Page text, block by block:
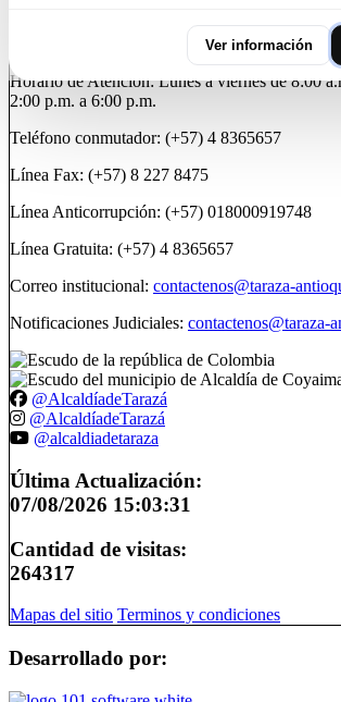
Horario de Atención: Lunes a viernes de 8:00
2:00 p.m. a 6:00 p.m.
Teléfono conmutador: (+57) 4 8365657
Línea Fax: (+57) 8 227 8475
Línea Anticorrupción: (+57) 018000919748
Línea Gratuita: (+57) 4 8365657
Correo institucional: contactenos@taraza-
Notificaciones Judiciales: contactenos@taraza-
@AlcaldíadeTarazá
@AlcaldíadeTarazá
@alcaldiadetaraza
Última Actualización:
07/08/2026 15:03:31
Cantidad de visitas:
264317
Mapas del sitio Terminos y condiciones
Desarrollado por:
Ver información